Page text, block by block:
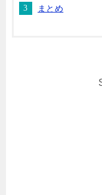
まとめ